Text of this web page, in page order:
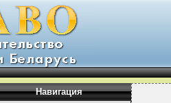
Навигация